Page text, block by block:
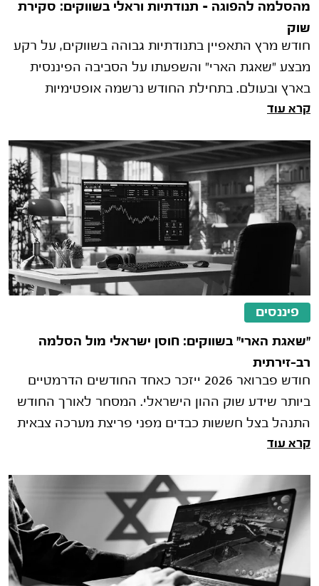
מהסלמה להפוגה – תנודתיות וראלי בשווקים: סקירת
שוק
חודש מרץ התאפיין בתנודתיות גבוהה בשווקים, על רקע
מבצע "שאגת הארי" והשפעתו על הסביבה הפיננסית
בארץ ובעולם. בתחילת החודש נרשמה אופטימיות
בשווקים, אך בהמשך, עם התמשכות ה
קרא עוד
פיננסים
"שאגת הארי" בשווקים: חוסן ישראלי מול הסלמה
רב-זירתית
חודש פברואר 2026 ייזכר כאחד החודשים הדרמטיים
ביותר שידע שוק ההון הישראלי. המסחר לאורך החודש
התנהל בצל חששות כבדים מפני פריצת מערכה צבאית
ישירה בין ישראל וארה"ב לבין אי
קרא עוד